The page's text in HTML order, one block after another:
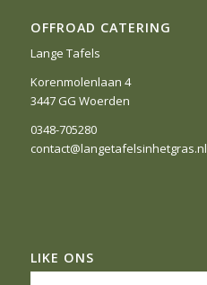
OFFROAD CATERING
Lange Tafels
Korenmolenlaan 4
3447 GG Woerden
0348-705280
contact@langetafelsinhetgras.nl
LIKE ONS